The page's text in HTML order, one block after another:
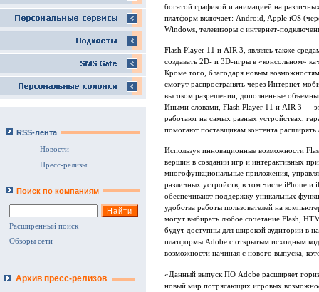
RSS-лента
Новости
Пресс-релизы
Поиск по компаниям
Расширенный поиск
Обзоры сети
Архив пресс-релизов
богатой графикой и анимацией на
платформ включает: Android, Apple iOS
Windows, телевизоры с интернет-
Flash Player 11 и AIR 3, являясь также
создавать 2D- и 3D-игры в «консольном»
Кроме того, благодаря новым
смогут распространять через Интернет
высоком разрешении, дополненные
Иными словами, Flash Player 11 и AIR 3 —
работают на самых разных устройствах,
помогают поставщикам контента
Используя инновационные возможности
вершин в создании игр и интерактивных
многофункциональные приложения,
различных устройств, в том числе iPhone
обеспечивают поддержку уникальных
удобства работы пользователей на
могут выбирать любое сочетание Flash,
будут доступны для широкой аудитории в
платформы Adobe с открытым исходным
возможности начиная с нового выпуска,
«Данный выпуск ПО Adobe расширяет
новый мир потрясающих игровых